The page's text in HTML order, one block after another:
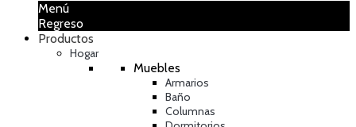
Menú
Regreso
Productos
Hogar
Muebles
Armarios
Baño
Columnas